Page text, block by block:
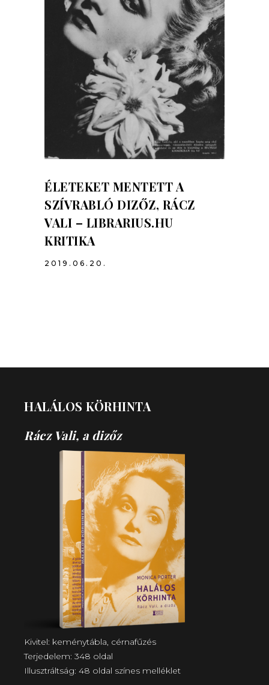
ÉLETEKET MENTETT A
SZÍVRABLÓ DIZŐZ, RÁCZ
VALI – LIBRARIUS.HU
KRITIKA
2019.06.20.
HALÁLOS KÖRHINTA
Rácz Vali, a dizőz
Kivitel: keménytábla, cérnafűzés
Terjedelem: 348 oldal
Illusztráltság: 48 oldal színes melléklet